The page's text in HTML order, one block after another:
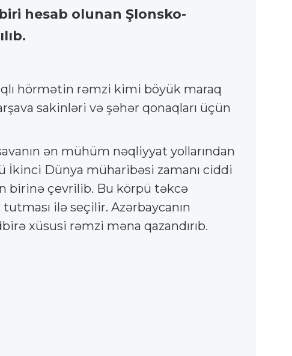
hesab olunan Şlonsko-
hörmətin rəmzi kimi böyük maraq
sakinləri və şəhər qonaqları üçün
ən mühüm nəqliyyat yollarından
İkinci Dünya müharibəsi zamanı ciddi
birinə çevrilib. Bu körpü təkcə
ilə seçilir. Azərbaycanın
xüsusi rəmzi məna qazandırıb.